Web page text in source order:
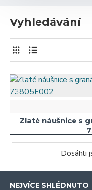
Vyhledávání
Zlaté náušnice s
Dosáhli
NEJVÍCE SHLÉDNUTO